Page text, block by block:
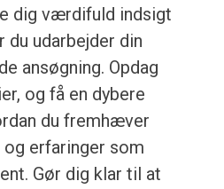
dig værdifuld indsigt
du udarbejder din
ansøgning. Opdag
og få en dybere
du fremhæver
erfaringer som
Gør dig klar til at